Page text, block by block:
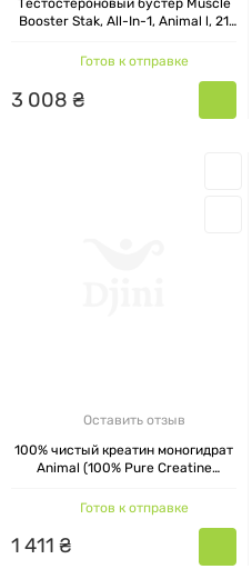
Тестостероновый бустер Muscle
Booster Stak, All-In-1, Animal l, 21
Готов к отправке
3 008 ₴
Оставить отзыв
100% чистый креатин моногидрат
Animal (100% Pure Creatine
Nutrition 500 г
Готов к отправке
1 411 ₴